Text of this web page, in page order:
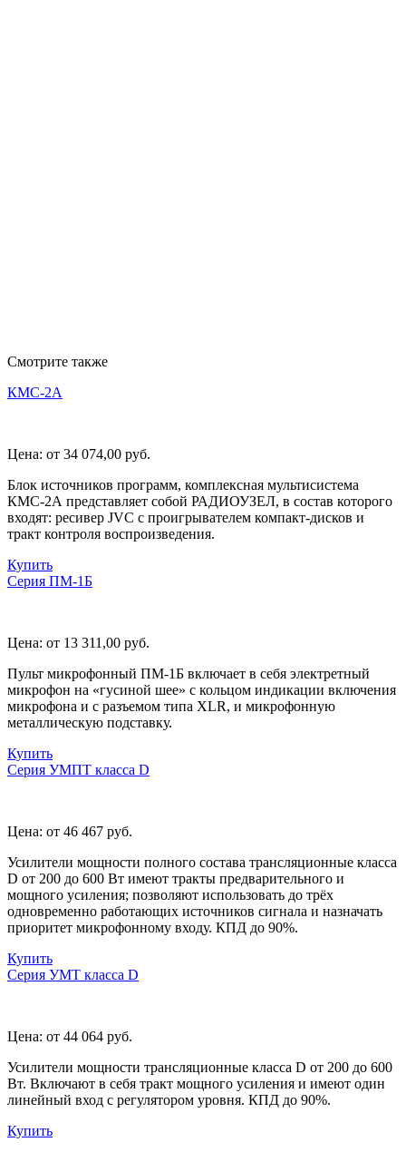
Смотрите также
КМС-2А
Цена: от 34 074,00 руб.
Блок источников программ, комплексная мультисистема
КМС-2А представляет собой РАДИОУЗЕЛ, в состав которого
входят: ресивер JVC с проигрывателем компакт-дисков и
тракт контроля воспроизведения.
Купить
Серия ПМ-1Б
Цена: от 13 311,00 руб.
Пульт микрофонный ПМ-1Б включает в себя электретный
микрофон на «гусиной шее» с кольцом индикации включения
микрофона и с разъемом типа XLR, и микрофонную
металлическую подставку.
Купить
Серия УМПТ класса D
Цена: от 46 467 руб.
Усилители мощности полного состава трансляционные класса
D от 200 до 600 Вт имеют тракты предварительного и
мощного усиления; позволяют использовать до трёх
одновременно работающих источников сигнала и назначать
приоритет микрофонному входу. КПД до 90%.
Купить
Серия УМТ класса D
Цена: от 44 064 руб.
Усилители мощности трансляционные класса D от 200 до 600
Вт. Включают в себя тракт мощного усиления и имеют один
линейный вход с регулятором уровня. КПД до 90%.
Купить